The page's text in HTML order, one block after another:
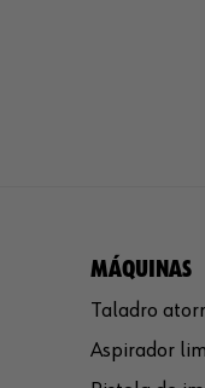
MÁQUINAS
Taladro
Aspirador